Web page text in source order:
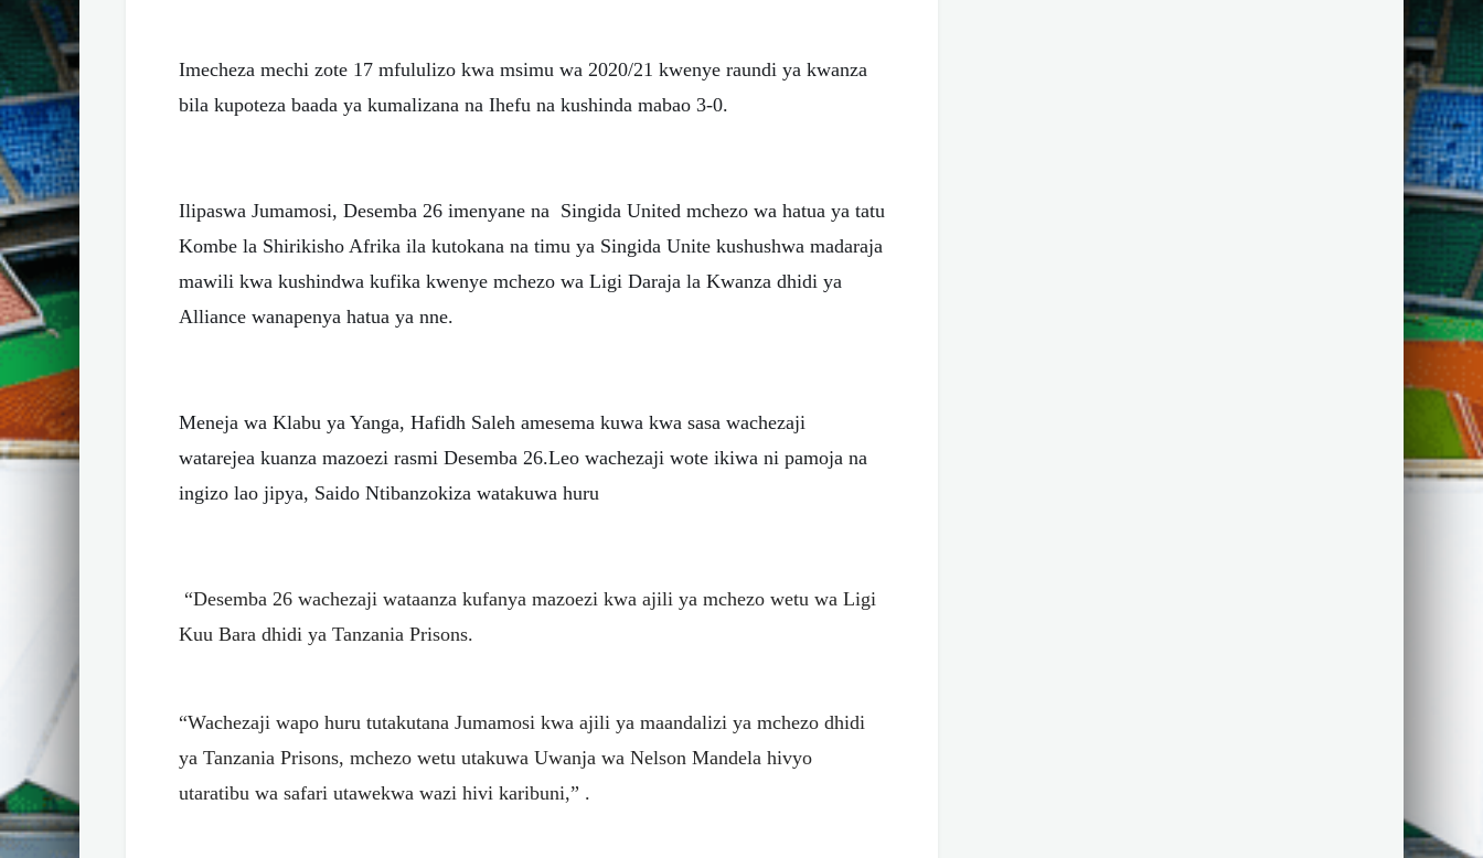
Imecheza mechi zote 17 mfululizo kwa msimu wa 2020/21 kwenye raundi ya kwanza
bila kupoteza baada ya kumalizana na Ihefu na kushinda mabao 3-0.
Ilipaswa Jumamosi, Desemba 26 imenyane na Singida United mchezo wa hatua ya tatu
Kombe la Shirikisho Afrika ila kutokana na timu ya Singida Unite kushushwa madaraja
mawili kwa kushindwa kufika kwenye mchezo wa Ligi Daraja la Kwanza dhidi ya
Alliance wanapenya hatua ya nne.
Meneja wa Klabu ya Yanga, Hafidh Saleh amesema kuwa kwa sasa wachezaji
watarejea kuanza mazoezi rasmi Desemba 26.Leo wachezaji wote ikiwa ni pamoja na
ingizo lao jipya, Saido Ntibanzokiza watakuwa huru
“Desemba 26 wachezaji wataanza kufanya mazoezi kwa ajili ya mchezo wetu wa Ligi
Kuu Bara dhidi ya Tanzania Prisons.
“Wachezaji wapo huru tutakutana Jumamosi kwa ajili ya maandalizi ya mchezo dhidi
ya Tanzania Prisons, mchezo wetu utakuwa Uwanja wa Nelson Mandela hivyo
utaratibu wa safari utawekwa wazi hivi karibuni,” .